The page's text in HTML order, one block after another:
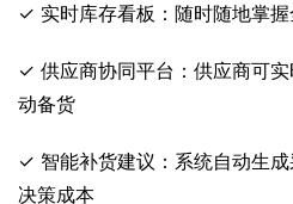
✓ 实时库存看板：随时随地掌
✓ 供应商协同平台：供应商可
动备货
✓ 智能补货建议：系统自动生
决策成本